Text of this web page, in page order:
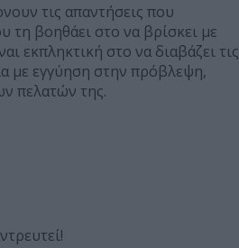
τις απαντήσεις που
τη βοηθάει στο να βρίσκει με
εκπληκτική στο να διαβάζει τις
με εγγύηση στην πρόβλεψη,
πελατών της.